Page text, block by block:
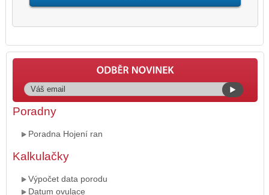
Poradny
Poradna Hojení ran
Kalkulačky
Výpočet data porodu
Datum ovulace